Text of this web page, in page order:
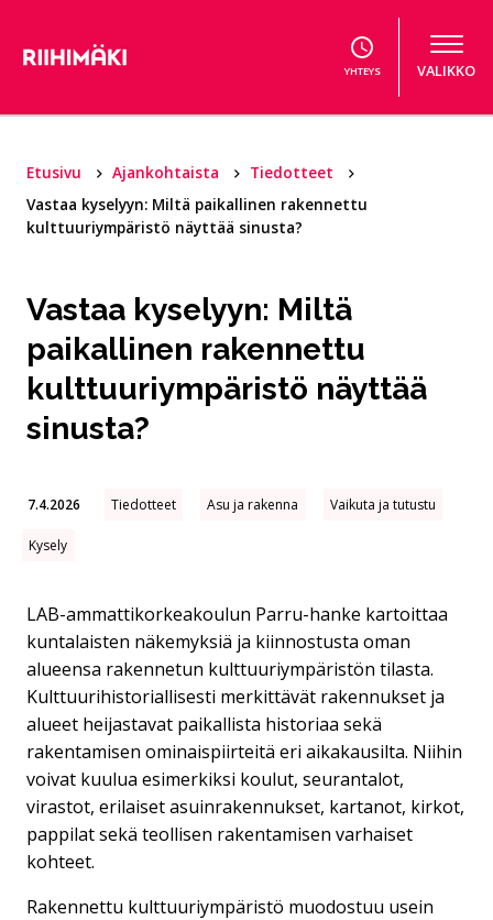
YHTEYS VALIKKO
Etusivu Ajankohtaista
Tiedotteet
Vastaa kyselyyn: Miltä paikallinen rakennettu
kulttuuriympäristö näyttää sinusta?
Vastaa kyselyyn: Miltä
paikallinen rakennettu
kulttuuriympäristö näyttää
sinusta?
7.4.2026 Tiedotteet Asu ja rakenna Vaikuta ja tutustu
Kysely
LAB-ammattikorkeakoulun Parru-hanke kartoittaa
kuntalaisten näkemyksiä ja kiinnostusta oman
alueensa rakennetun kulttuuriympäristön tilasta.
Kulttuurihistoriallisesti merkittävät rakennukset ja
alueet heijastavat paikallista historiaa sekä
rakentamisen ominaispiirteitä eri aikakausilta. Niihin
voivat kuulua esimerkiksi koulut, seurantalot,
virastot, erilaiset asuinrakennukset, kartanot, kirkot,
pappilat sekä teollisen rakentamisen varhaiset
kohteet.
Rakennettu kulttuuriympäristö muodostuu usein